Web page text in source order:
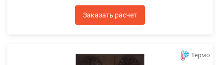
Заказать расчет
Термо